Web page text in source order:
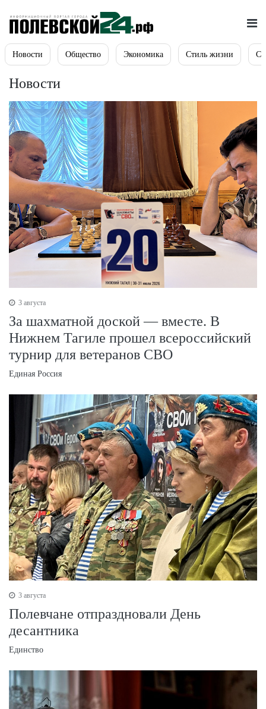
Новости Общество Экономика Стиль жизни
Новости
3 августа
За шахматной доской — вместе. В
Нижнем Тагиле прошел всероссийский
турнир для ветеранов СВО
Единая Россия
3 августа
Полевчане отпраздновали День
десантника
Единство